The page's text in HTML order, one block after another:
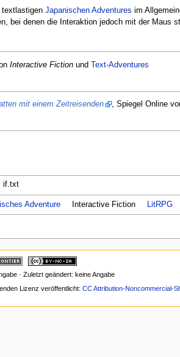
textlastigen Japanischen Adventures im
bei denen die Interaktion jedoch mit der Maus
Interactive Fictionund Text-Adventures
mit einem Zeitreisenden , Spiegel Online
if.txt
Adventure Interactive Fiction LitRPG
· Zuletzt geändert: keine Angabe
Lizenz veröffentlicht: CC Attribution-Noncommercial-